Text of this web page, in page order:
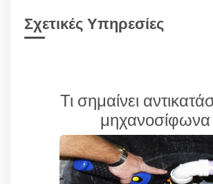
Σχετικές Υπηρεσίες
Τι σημαίνει
μηχανοσίφωνα